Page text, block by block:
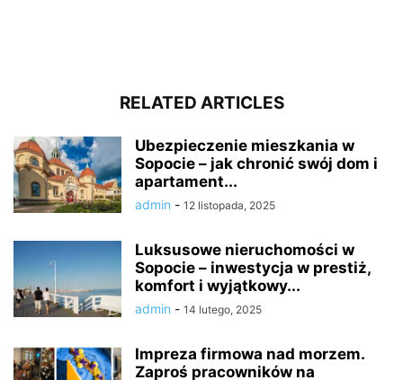
RELATED ARTICLES
Ubezpieczenie mieszkania w
Sopocie – jak chronić swój dom i
apartament...
admin - 12 listopada, 2025
Luksusowe nieruchomości w
Sopocie – inwestycja w prestiż,
komfort i wyjątkowy...
admin - 14 lutego, 2025
Impreza firmowa nad morzem.
Zaproś pracowników na